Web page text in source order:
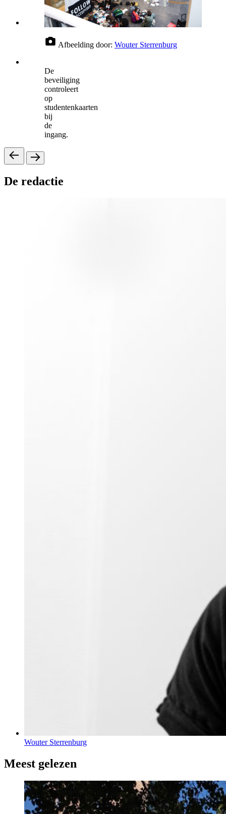
Afbeelding door: Wouter Sterrenburg
De
beveiliging
controleert
op
studentenkaarten
bij
de
ingang.
De redactie
Wouter Sterrenburg
Meest gelezen